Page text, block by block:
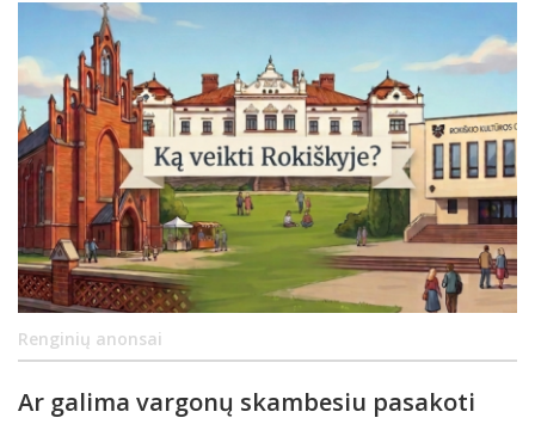
Renginių anonsai
Ar galima vargonų skambesiu pasakoti